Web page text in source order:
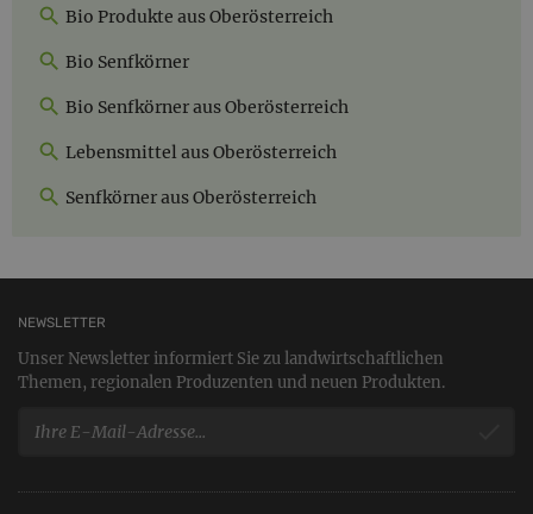
Bio Produkte aus Oberösterreich
Bio Senfkörner
Bio Senfkörner aus Oberösterreich
Lebensmittel aus Oberösterreich
Senfkörner aus Oberösterreich
NEWSLETTER
Unser Newsletter informiert Sie zu landwirtschaftlichen
Themen, regionalen Produzenten und neuen Produkten.